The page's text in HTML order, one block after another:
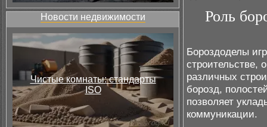
Новости недвижимости
Чистые комнаты: стандарты
ISO
Роль
Бороздоделы
строительстве,
различных
борозд,
позволяет
коммуникации.